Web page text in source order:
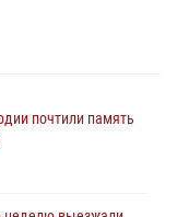
почтили память